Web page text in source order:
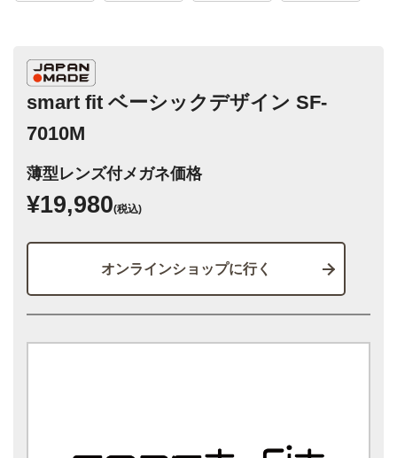
smart fit ベーシックデザイン SF-
7010M
薄型レンズ付メガネ価格
¥19,980(税込)
オンラインショップに行く